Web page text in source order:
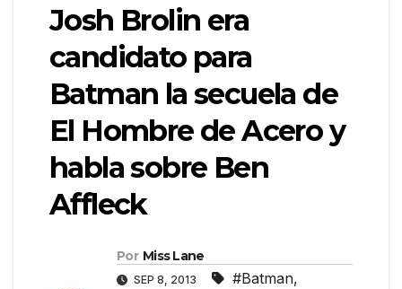
Josh Brolin era
candidato para
Batman la secuela de
El Hombre de Acero y
habla sobre Ben
Affleck
Por Miss Lane
SEP 8, 2013 #Batman,